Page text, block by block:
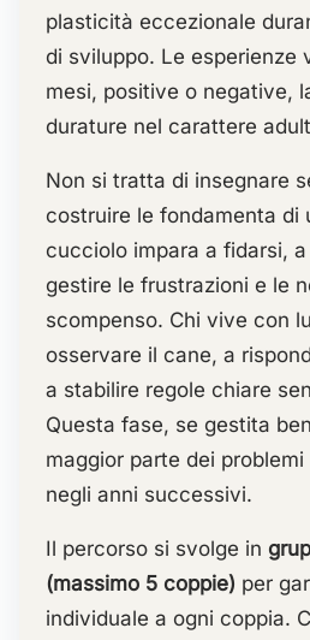
plasticità eccezionale
di sviluppo. Le esperienze
mesi, positive o negative,
durature nel carattere
Non si tratta di insegnare
costruire le fondamenta di
cucciolo impara a fidarsi,
gestire le frustrazioni e le
scompenso. Chi vive con
osservare il cane, a
a stabilire regole chiare
Questa fase, se gestita
maggior parte dei
negli anni successivi.
Il percorso si svolge in
(massimo 5 coppie) per
individuale a ogni coppia.